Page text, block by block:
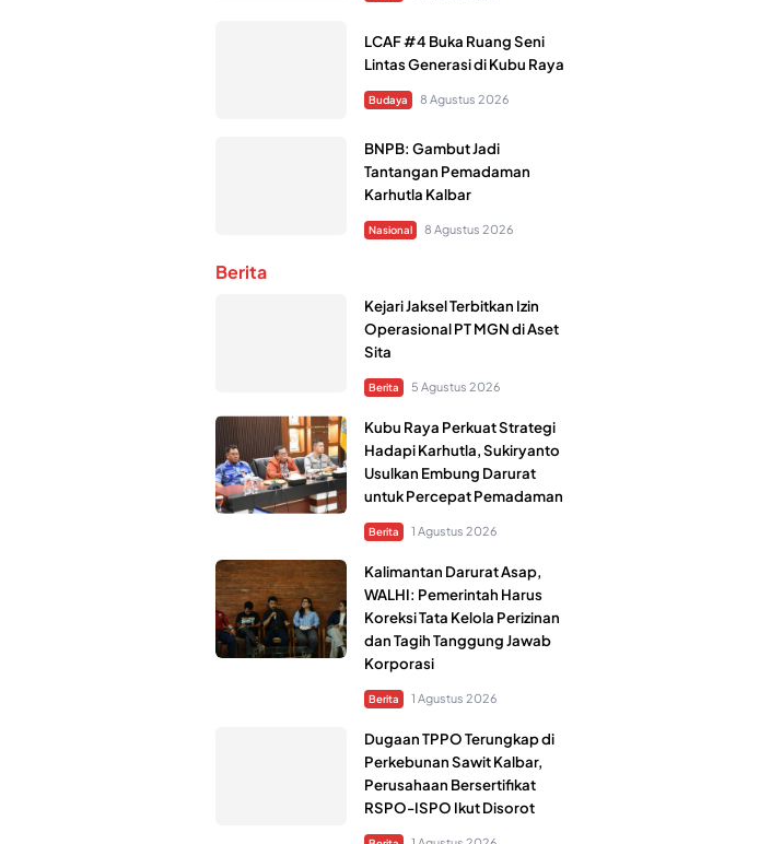
LCAF #4 Buka Ruang Seni
Lintas Generasi di Kubu Raya
Budaya 8 Agustus 2026
BNPB: Gambut Jadi
Tantangan Pemadaman
Karhutla Kalbar
Nasional 8 Agustus 2026
Berita
Kejari Jaksel Terbitkan Izin
Operasional PT MGN di Aset
Sita
Berita 5 Agustus 2026
Kubu Raya Perkuat Strategi
Hadapi Karhutla, Sukiryanto
Usulkan Embung Darurat
untuk Percepat Pemadaman
Berita 1 Agustus 2026
Kalimantan Darurat Asap,
WALHI: Pemerintah Harus
Koreksi Tata Kelola Perizinan
dan Tagih Tanggung Jawab
Korporasi
Berita 1 Agustus 2026
Dugaan TPPO Terungkap di
Perkebunan Sawit Kalbar,
Perusahaan Bersertifikat
RSPO-ISPO Ikut Disorot